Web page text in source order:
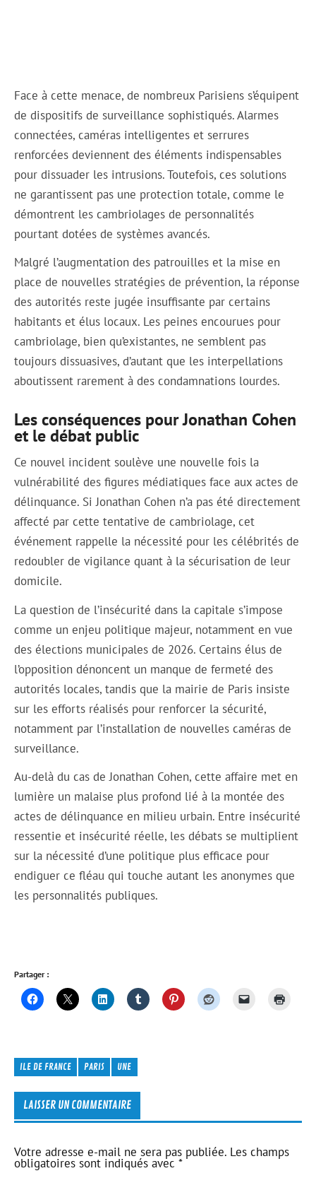
Face à cette menace, de nombreux Parisiens s’équipent
de dispositifs de surveillance sophistiqués. Alarmes
connectées, caméras intelligentes et serrures
renforcées deviennent des éléments indispensables
pour dissuader les intrusions. Toutefois, ces solutions
ne garantissent pas une protection totale, comme le
démontrent les cambriolages de personnalités
pourtant dotées de systèmes avancés.
Malgré l’augmentation des patrouilles et la mise en
place de nouvelles stratégies de prévention, la réponse
des autorités reste jugée insuffisante par certains
habitants et élus locaux. Les peines encourues pour
cambriolage, bien qu’existantes, ne semblent pas
toujours dissuasives, d’autant que les interpellations
aboutissent rarement à des condamnations lourdes.
Les conséquences pour Jonathan Cohen
et le débat public
Ce nouvel incident soulève une nouvelle fois la
vulnérabilité des figures médiatiques face aux actes de
délinquance. Si Jonathan Cohen n’a pas été directement
affecté par cette tentative de cambriolage, cet
événement rappelle la nécessité pour les célébrités de
redoubler de vigilance quant à la sécurisation de leur
domicile.
La question de l’insécurité dans la capitale s’impose
comme un enjeu politique majeur, notamment en vue
des élections municipales de 2026. Certains élus de
l’opposition dénoncent un manque de fermeté des
autorités locales, tandis que la mairie de Paris insiste
sur les efforts réalisés pour renforcer la sécurité,
notamment par l’installation de nouvelles caméras de
surveillance.
Au-delà du cas de Jonathan Cohen, cette affaire met en
lumière un malaise plus profond lié à la montée des
actes de délinquance en milieu urbain. Entre insécurité
ressentie et insécurité réelle, les débats se multiplient
sur la nécessité d’une politique plus efficace pour
endiguer ce fléau qui touche autant les anonymes que
les personnalités publiques.
Partager :
ILE DE FRANCE PARIS UNE
LAISSER UN COMMENTAIRE
Votre adresse e-mail ne sera pas publiée. Les champs
obligatoires sont indiqués avec*